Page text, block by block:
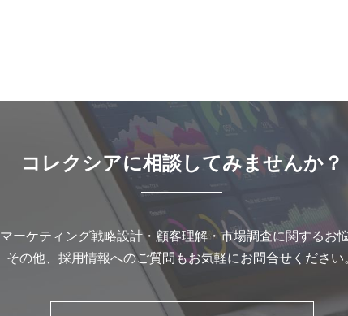
コレクシアに相談してみませんか？
マーケティング戦略設計・ 顧客理解・市場調査に関するお
その他、採用情報へのご質問もお気軽にお問合せください